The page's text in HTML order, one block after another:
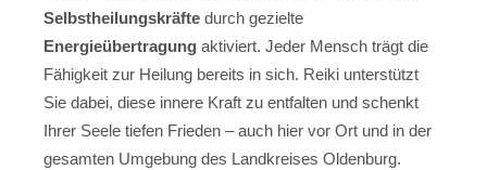
Selbstheilungskräfte durch gezielte
Energieübertragung aktiviert. Jeder Mensch trägt die
Fähigkeit zur Heilung bereits in sich. Reiki unterstützt
Sie dabei, diese innere Kraft zu entfalten und schenkt
Ihrer Seele tiefen Frieden – auch hier vor Ort und in der
gesamten Umgebung des Landkreises Oldenburg.